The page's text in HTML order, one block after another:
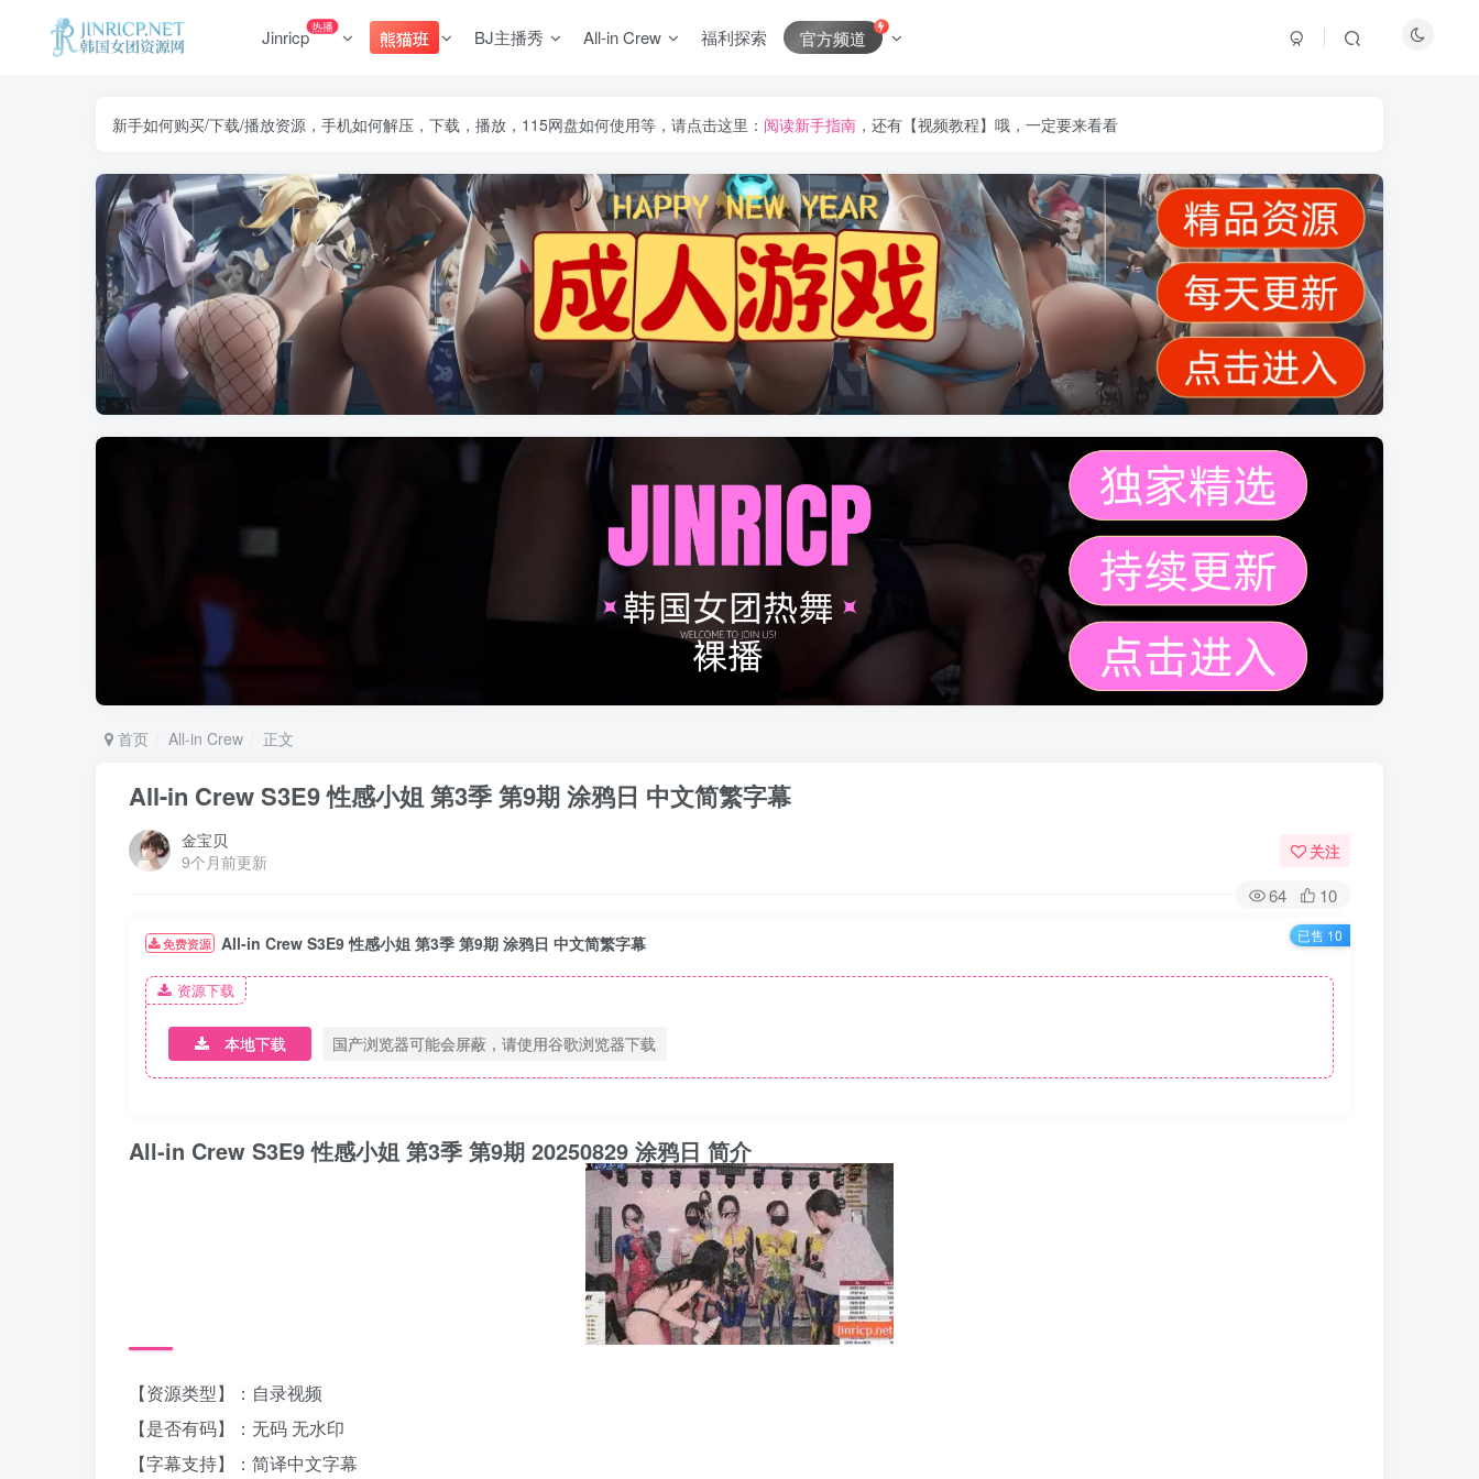
Jinricp热播
熊猫班 BJ主播秀 All-in Crew 福利探索 官方频道
新手如何购买/下载/播放资源，手机如何解压，下载，播放，115网盘如何使用等，请点击这里： 阅读新手指南 ，还有【视频教程】哦，一定要来看看
首页 All-in Crew 正文
All-in Crew S3E9 性感小姐 第3季 第9期 涂鸦日 中文简繁字幕
金宝贝
9个月前更新
关注
64 10
已售 10
免费资源 All-in Crew S3E9 性感小姐 第3季 第9期 涂鸦日 中文简繁字幕
资源下载
本地下载 国产浏览器可能会屏蔽，请使用谷歌浏览器下载
All-in Crew S3E9 性感小姐 第3季 第9期 20250829 涂鸦日 简介
【资源类型】：自录视频
【是否有码】：无码 无水印
【字幕支持】：简译中文字幕